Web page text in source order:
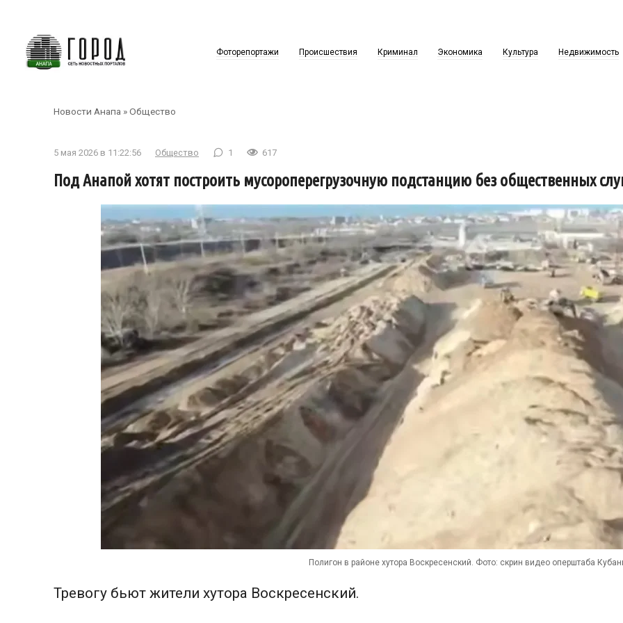
контенту
Фоторепортажи Происшествия Криминал Экономика Культура Недвижимость
Новости Анапа »Общество
5 мая 2026 в 11:22:56 Общество 1 617
Под Анапой хотят построить мусороперегрузочную подстанцию без общественных
Полигон в районе хутора Воскресенский. Фото: скрин видео оперштаба
Тревогу бьют жители хутора Воскресенский.